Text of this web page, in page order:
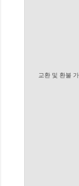
교환 및 환불